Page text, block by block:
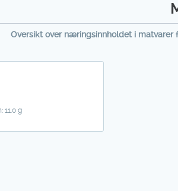
Oversikt over næringsinnholdet i matvarer
11.0 g